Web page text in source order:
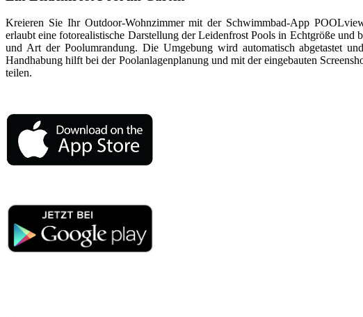
Kreieren Sie Ihr Outdoor-Wohnzimmer mit der Schwimmbad-App
erlaubt eine fotorealistische Darstellung der Leidenfrost Pools in Echtgröße
und Art der Poolumrandung. Die Umgebung wird automatisch abgetastet
Handhabung hilft bei der Poolanlagenplanung und mit der eingebauten
teilen.